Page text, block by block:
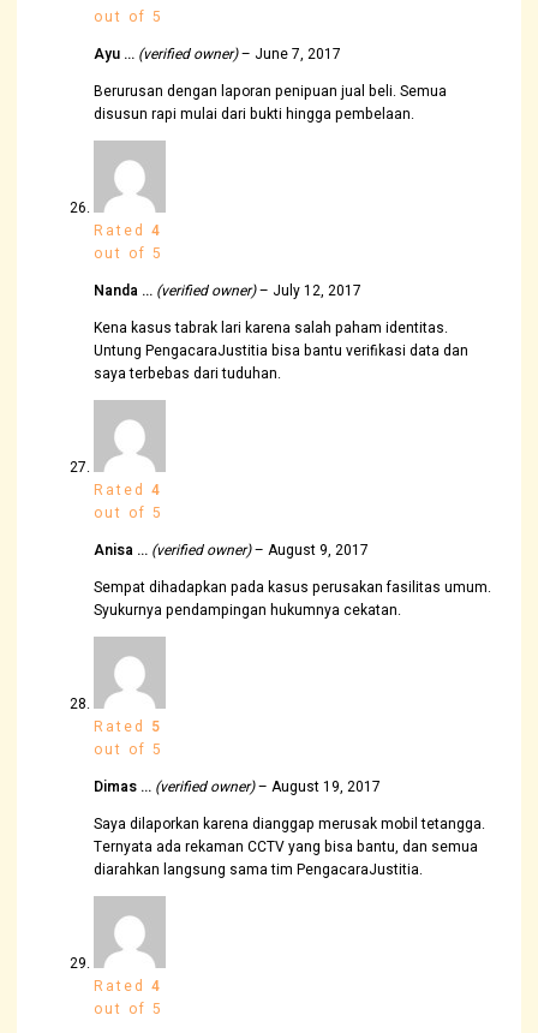
out of 5
Ayu … (verified owner)– June 7, 2017
Berurusan dengan laporan penipuan jual beli. Semua
disusun rapi mulai dari bukti hingga pembelaan.
Rated4
out of 5
Nanda … (verified owner)– July 12, 2017
Kena kasus tabrak lari karena salah paham identitas.
Untung PengacaraJustitia bisa bantu verifikasi data dan
saya terbebas dari tuduhan.
Rated4
out of 5
Anisa … (verified owner)– August 9, 2017
Sempat dihadapkan pada kasus perusakan fasilitas umum.
Syukurnya pendampingan hukumnya cekatan.
Rated 5
out of 5
Dimas … (verified owner)– August 19, 2017
Saya dilaporkan karena dianggap merusak mobil tetangga.
Ternyata ada rekaman CCTV yang bisa bantu, dan semua
diarahkan langsung sama tim PengacaraJustitia.
Rated4
out of 5